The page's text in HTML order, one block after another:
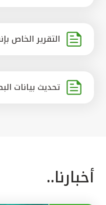
التقرير الخاص
تحديث بيانات
أخبارنا..